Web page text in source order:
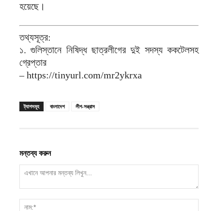
হয়েছে।
তথ্যসূত্র:
১. গুলিস্তানে নিষিদ্ধ ছাত্রলীগের দুই সদস্য ককটেলসহ
গ্রেপ্তার
– https://tinyurl.com/mr2ykrxa
ট্যাগসমূহ বাংলাদেশ লীগ-সন্ত্রাস
মন্তব্য করুন